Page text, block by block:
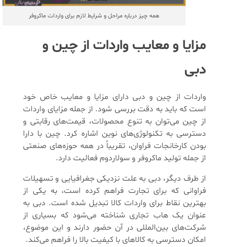
همه چیز درباره مراحل و شرایط لازم برای واردات ماکروفر
مزایا و معایب واردات از چین و
دبی
واردات از چین و دبی دارای مزایا و معایب خاص خود
است که باید به دقت بررسی شود. از جمله مزایای واردات
از چین می‌توان به تنوع محصولات، قیمت‌های رقابتی و
دسترسی به تکنولوژی‌های نوین اشاره کرد. چین با دارا
بودن کارخانجات فراوان، تقریباً در همه حوزه‌های صنعتی
از جمله تولید ماکروفر و سولاردوم فعالیت دارد.
از طرف دیگر، دبی به علت نزدیکی جغرافیایی و تسهیلات
فراوانی که برای تجارت فراهم کرده است، به یکی از
بهترین نقاط برای واردات کالا تبدیل شده است. دبی به
عنوان یک هاب تجاری شناخته می‌شود که بسیاری از
شرکت‌های بین‌المللی در آن حضور دارند و این موضوع،
امکان دسترسی به کالاهای با کیفیت بالا را فراهم می‌کند.